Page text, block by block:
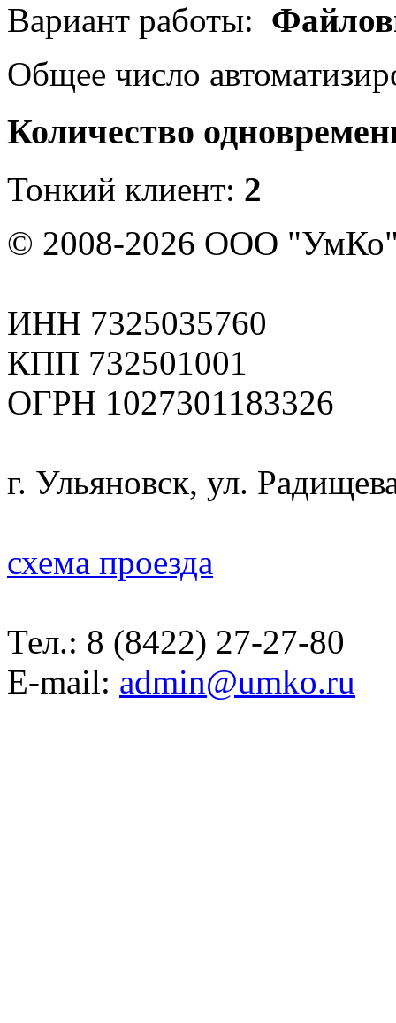
Вариант работы:
Общее число
Количество
Тонкий клиент: 2
© 2008-2026 ООО
ИНН 7325035760
КПП 732501001
ОГРН 1027301183326
г. Ульяновск, ул.
схема проезда
Тел.: 8 (8422) 27-27-80
E-mail: admin@umko.ru